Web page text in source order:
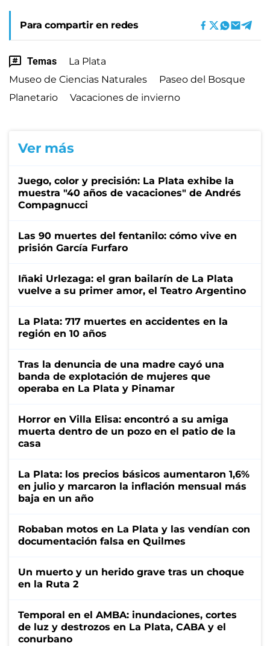
Para compartir en redes
Temas
La Plata
Museo de Ciencias Naturales
Paseo del Bosque
Planetario
Vacaciones de invierno
Ver más
Juego, color y precisión: La Plata exhibe la
muestra "40 años de vacaciones" de Andrés
Compagnucci
Las 90 muertes del fentanilo: cómo vive en
prisión García Furfaro
Iñaki Urlezaga: el gran bailarín de La Plata
vuelve a su primer amor, el Teatro Argentino
La Plata: 717 muertes en accidentes en la
región en 10 años
Tras la denuncia de una madre cayó una
banda de explotación de mujeres que
operaba en La Plata y Pinamar
Horror en Villa Elisa: encontró a su amiga
muerta dentro de un pozo en el patio de la
casa
La Plata: los precios básicos aumentaron 1,6%
en julio y marcaron la inflación mensual más
baja en un año
Robaban motos en La Plata y las vendían con
documentación falsa en Quilmes
Un muerto y un herido grave tras un choque
en la Ruta 2
Temporal en el AMBA: inundaciones, cortes
de luz y destrozos en La Plata, CABA y el
conurbano